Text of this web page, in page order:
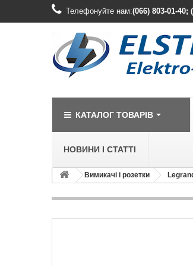
Телефонуйте нам:(066) 803-01-40;
КАТАЛОГ ТОВАРІВ
НОВИНИ І СТАТТІ
Вимикачі і розетки